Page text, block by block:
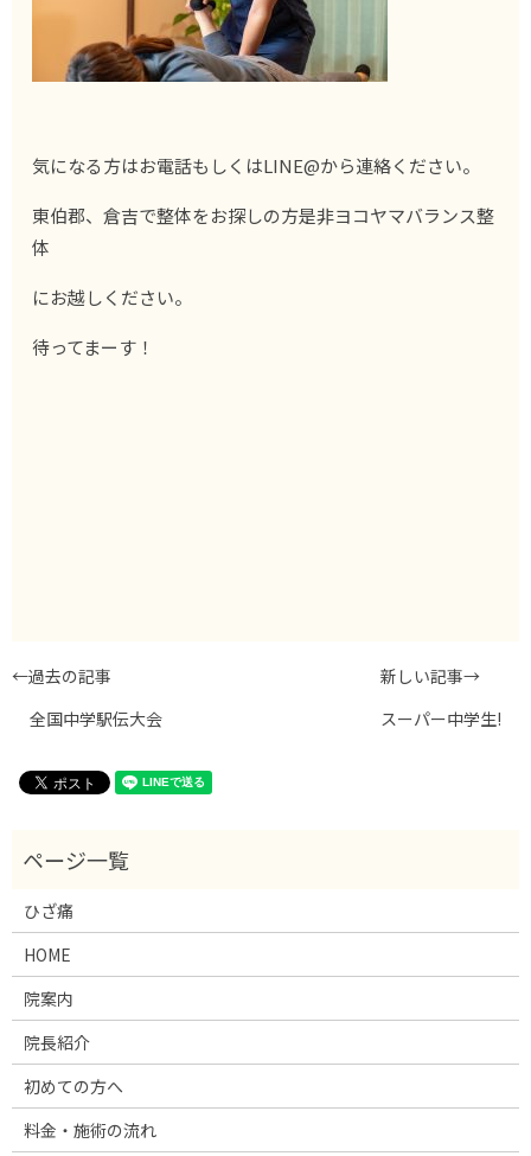
気になる方はお電話もしくはLINE@から連絡ください。
東伯郡、倉吉で整体をお探しの方是非ヨコヤマバランス整
体
にお越しください。
待ってまーす！
←過去の記事
全国中学駅伝大会
新しい記事→
スーパー中学生!
ひざ痛
HOME
院案内
院長紹介
初めての方へ
料金・施術の流れ